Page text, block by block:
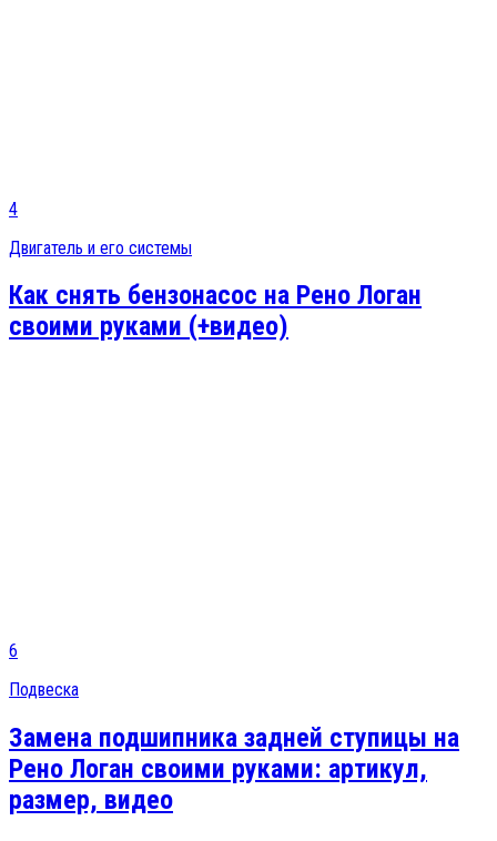
4
Двигатель и его системы
Как снять бензонасос на Рено Логан
своими руками (+видео)
6
Подвеска
Замена подшипника задней ступицы на
Рено Логан своими руками: артикул,
размер, видео